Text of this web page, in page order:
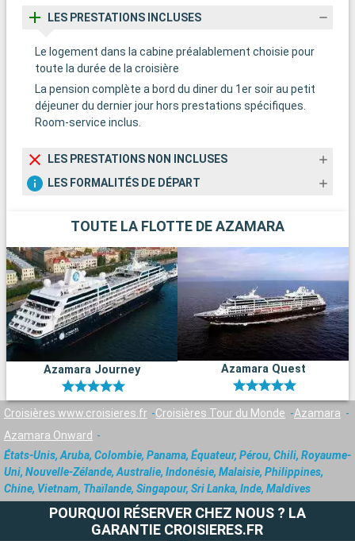
LES PRESTATIONS INCLUSES
Le logement dans la cabine préalablement choisie pour
toute la durée de la croisière
La pension complète a bord du diner du 1er soir au petit
déjeuner du dernier jour hors prestations spécifiques.
Room-service inclus.
LES PRESTATIONS NON INCLUSES
LES FORMALITÉS DE DÉPART
TOUTE LA FLOTTE DE AZAMARA
Azamara Journey Azamara Quest
Croisières www.croisieres.fr Croisières Tour du Monde
Azamara
Azamara Onward
États-Unis, Aruba, Colombie, Panama, Équateur, Pérou, Chili, Royaume-
Uni, Nouvelle-Zélande, Australie, Indonésie, Malaisie, Philippines,
Chine, Vietnam, Thaïlande, Singapour, Sri Lanka, Inde, Maldives
POURQUOI RÉSERVER CHEZ NOUS ? LA
GARANTIE CROISIERES.FR